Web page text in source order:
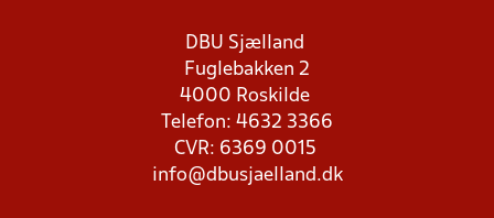
DBU Sjælland
Fuglebakken 2
4000 Roskilde
Telefon: 4632 3366
CVR: 6369 0015
info@dbusjaelland.dk